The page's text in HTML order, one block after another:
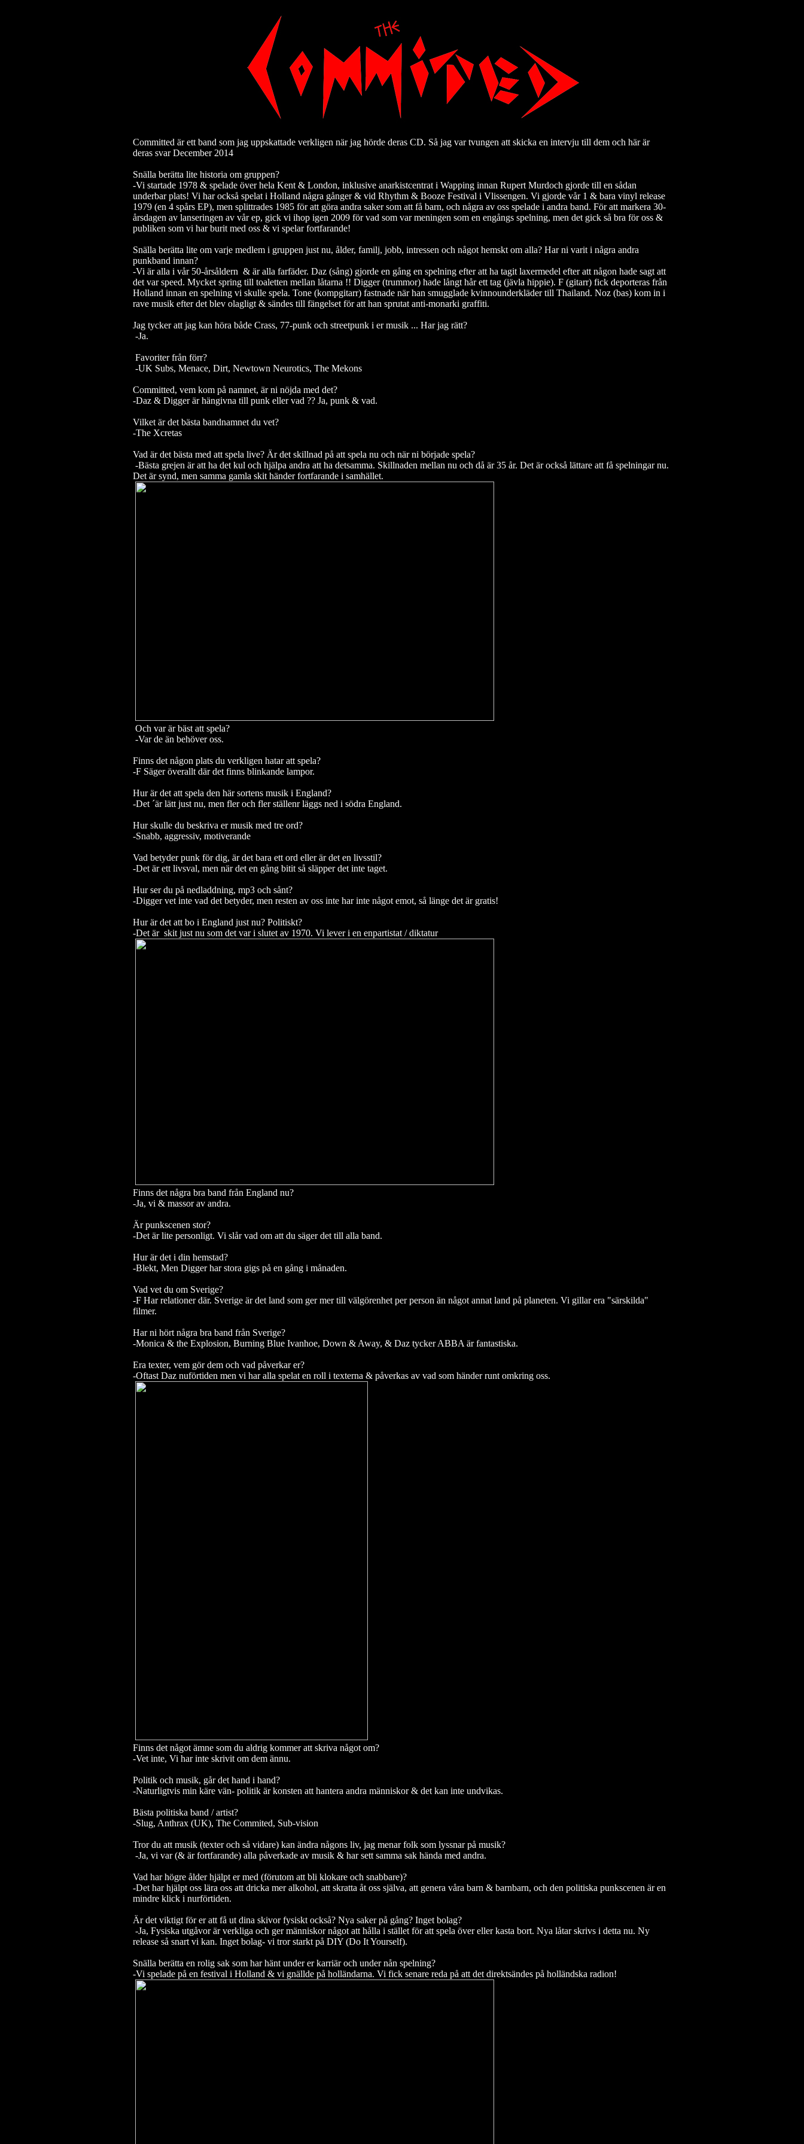
Committed är ett band som jag uppskattade verkligen när jag hörde deras CD. Så jag var tvungen att skicka en intervju till dem och här är
deras svar December 2014
Snälla berätta lite historia om gruppen?
-Vi startade 1978 & spelade över hela Kent & London, inklusive anarkistcentrat i Wapping innan Rupert Murdoch gjorde till en sådan
underbar plats! Vi har också spelat i Holland några gånger & vid Rhythm & Booze Festival i Vlissengen. Vi gjorde vår 1 & bara vinyl release
1979 (en 4 spårs EP), men splittrades 1985 för att göra andra saker som att få barn, och några av oss spelade i andra band. För att markera 30-
årsdagen av lanseringen av vår ep, gick vi ihop igen 2009 för vad som var meningen som en engångs spelning, men det gick så bra för oss &
publiken som vi har burit med oss & vi spelar fortfarande!
Snälla berätta lite om varje medlem i gruppen just nu, ålder, familj, jobb, intressen och något hemskt om alla? Har ni varit i några andra
punkband innan?
-Vi är alla i vår 50-årsåldern & är alla farfäder. Daz (sång) gjorde en gång en spelning efter att ha tagit laxermedel efter att någon hade sagt att
det var speed. Mycket spring till toaletten mellan låtarna !! Digger (trummor) hade långt hår ett tag (jävla hippie). F (gitarr) fick deporteras från
Holland innan en spelning vi skulle spela. Tone (kompgitarr) fastnade när han smugglade kvinnounderkläder till Thailand. Noz (bas) kom in i
rave musik efter det blev olagligt & sändes till fängelset för att han sprutat anti-monarki graffiti.
Jag tycker att jag kan höra både Crass, 77-punk och streetpunk i er musik ... Har jag rätt?
-Ja.
Favoriter från förr?
-UK Subs, Menace, Dirt, Newtown Neurotics, The Mekons
Committed, vem kom på namnet, är ni nöjda med det?
-Daz & Digger är hängivna till punk eller vad ?? Ja, punk & vad.
Vilket är det bästa bandnamnet du vet?
-The Xcretas
Vad är det bästa med att spela live? Är det skillnad på att spela nu och när ni började spela?
-Bästa grejen är att ha det kul och hjälpa andra att ha detsamma. Skillnaden mellan nu och då är 35 år. Det är också lättare att få spelningar nu.
Det är synd, men samma gamla skit händer fortfarande i samhället.
Och var är bäst att spela?
-Var de än behöver oss.
Finns det någon plats du verkligen hatar att spela?
-F Säger överallt där det finns blinkande lampor.
Hur är det att spela den här sortens musik i England?
-Det ´är lätt just nu, men fler och fler ställenr läggs ned i södra England.
Hur skulle du beskriva er musik med tre ord?
-Snabb, aggressiv, motiverande
Vad betyder punk för dig, är det bara ett ord eller är det en livsstil?
-Det är ett livsval, men när det en gång bitit så släpper det inte taget.
Hur ser du på nedladdning, mp3 och sånt?
-Digger vet inte vad det betyder, men resten av oss inte har inte något emot, så länge det är gratis!
Hur är det att bo i England just nu? Politiskt?
-Det är skit just nu som det var i slutet av 1970. Vi lever i en enpartistat / diktatur
Finns det några bra band från England nu?
-Ja, vi & massor av andra.
Är punkscenen stor?
-Det är lite personligt. Vi slår vad om att du säger det till alla band.
Hur är det i din hemstad?
-Blekt, Men Digger har stora gigs på en gång i månaden.
Vad vet du om Sverige?
-F Har relationer där. Sverige är det land som ger mer till välgörenhet per person än något annat land på planeten. Vi gillar era "särskilda"
filmer.
Har ni hört några bra band från Sverige?
-Monica & the Explosion, Burning Blue Ivanhoe, Down & Away, & Daz tycker ABBA är fantastiska.
Era texter, vem gör dem och vad påverkar er?
-Oftast Daz nuförtiden men vi har alla spelat en roll i texterna & påverkas av vad som händer runt omkring oss.
Finns det något ämne som du aldrig kommer att skriva något om?
-Vet inte, Vi har inte skrivit om dem ännu.
Politik och musik, går det hand i hand?
-Naturligtvis min käre vän- politik är konsten att hantera andra människor & det kan inte undvikas.
Bästa politiska band / artist?
-Slug, Anthrax (UK), The Commited, Sub-vision
Tror du att musik (texter och så vidare) kan ändra någons liv, jag menar folk som lyssnar på musik?
-Ja, vi var (& är fortfarande) alla påverkade av musik & har sett samma sak hända med andra.
Vad har högre ålder hjälpt er med (förutom att bli klokare och snabbare)?
-Det har hjälpt oss lära oss att dricka mer alkohol, att skratta åt oss själva, att genera våra barn & barnbarn, och den politiska punkscenen är en
mindre klick i nurförtiden.
Är det viktigt för er att få ut dina skivor fysiskt också? Nya saker på gång? Inget bolag?
-Ja, Fysiska utgåvor är verkliga och ger människor något att hålla i stället för att spela över eller kasta bort. Nya låtar skrivs i detta nu. Ny
release så snart vi kan. Inget bolag- vi tror starkt på DIY (Do It Yourself).
Snälla berätta en rolig sak som har hänt under er karriär och under nån spelning?
-Vi spelade på en festival i Holland & vi gnällde på holländarna. Vi fick senare reda på att det direktsändes på holländska radion!